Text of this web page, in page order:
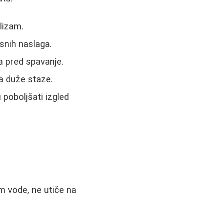
naslaga.
pred spavanje.
duže staze.
izgled
vode, ne utiče na